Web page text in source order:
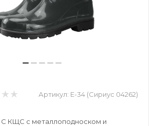
Артикул: Е-34 (Сириус 04262)
КЩС с металлоподноском и